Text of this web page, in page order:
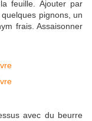
feuille. Ajouter par
pignons, un
frais. Assaisonner
avec du beurre